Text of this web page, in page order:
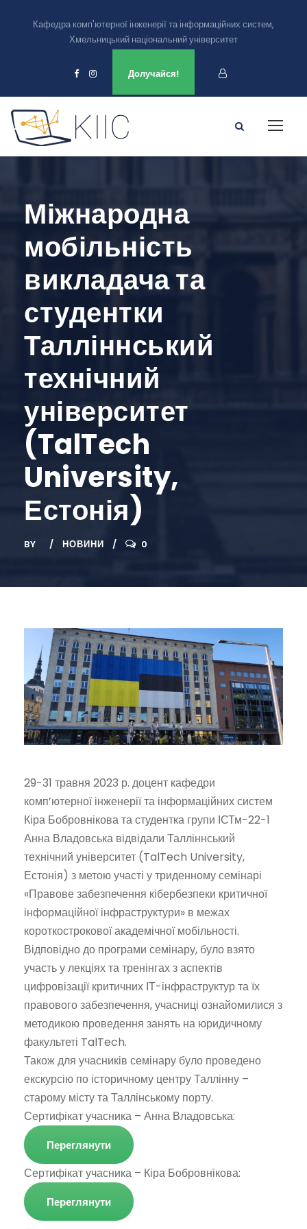
Кафедра комп'ютерної інженерії та інформаційних систем,
Хмельницький національний університет
Долучайся!
Міжнародна
мобільність
викладача та
студентки
Талліннський
технічний
університет
(TalTech
University,
Естонія)
BY НОВИНИ 0
29-31 травня 2023 р. доцент кафедри
комп’ютерної інженерії та інформаційних систем
Кіра Бобровнікова та студентка групи ІСТм-22-1
Анна Владовська відвідали Талліннський
технічний університет (TalTech University,
Естонія) з метою участі у триденному семінарі
«Правове забезпечення кібербезпеки критичної
інформаційної інфраструктури» в межах
короткострокової академічної мобільності.
Відповідно до програми семінару, було взято
участь у лекціях та тренінгах з аспектів
цифровізації критичних ІТ-інфраструктур та їх
правового забезпечення, учасниці ознайомилися з
методикою проведення занять на юридичному
факультеті TalTech.
Також для учасників семінару було проведено
екскурсію по історичному центру Таллінну –
старому місту та Таллінському порту.
Сертифікат учасника – Анна Владовська:
Переглянути
Сертифікат учасника – Кіра Бобровнікова:
Переглянути